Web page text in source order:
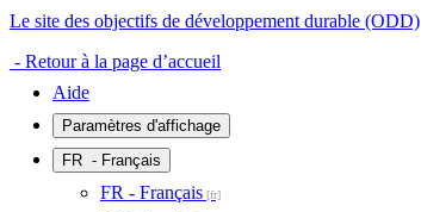
Le site des objectifs de développement durable (ODD)
- Retour à la page d’accueil
Aide
Paramètres d'affichage
FR - Français
FR - Français